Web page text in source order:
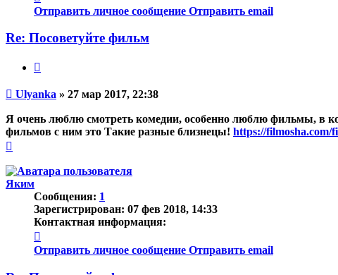
информация
пользователя
Отправить личное сообщение Отправить email
Re: Посоветуйте фильм
Непрочитанное
сообщение
Ulyanka » 27 мар 2017, 22:38
Я очень люблю смотреть комедии, особенно люблю фильмы, в
фильмов с ним это Такие разные близнецы! https://filmosha.com/
началу
Яким
Сообщения: 1
Зарегистрирован: 07 фев 2018, 14:33
Контактная информация:
информация
пользователя
Отправить личное сообщение Отправить email